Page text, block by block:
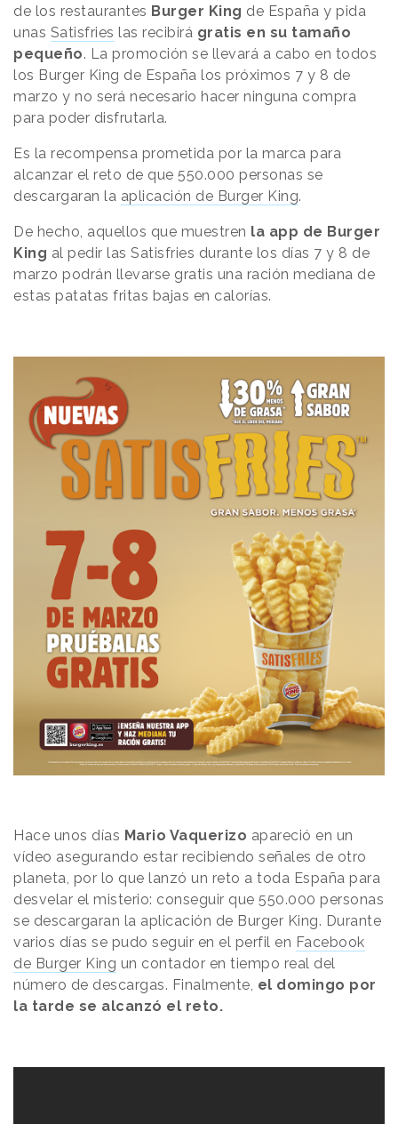
de los restaurantes Burger King de España y pida
unas Satisfries las recibirá gratis en su tamaño
pequeño. La promoción se llevará a cabo en todos
los Burger King de España los próximos 7 y 8 de
marzo y no será necesario hacer ninguna compra
para poder disfrutarla.
Es la recompensa prometida por la marca para
alcanzar el reto de que 550.000 personas se
descargaran la aplicación de Burger King.
De hecho, aquellos que muestren la app de Burger
King al pedir las Satisfries durante los días 7 y 8 de
marzo podrán llevarse gratis una ración mediana de
estas patatas fritas bajas en calorías.
Hace unos días Mario Vaquerizo apareció en un
vídeo asegurando estar recibiendo señales de otro
planeta, por lo que lanzó un reto a toda España para
desvelar el misterio: conseguir que 550.000 personas
se descargaran la aplicación de Burger King. Durante
varios días se pudo seguir en el perfil en Facebook
de Burger King un contador en tiempo real del
número de descargas. Finalmente, el domingo por
la tarde se alcanzó el reto.